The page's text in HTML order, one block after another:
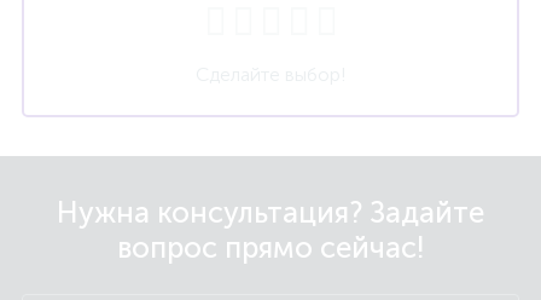
Нужна консультация? Задайте
вопрос прямо сейчас!